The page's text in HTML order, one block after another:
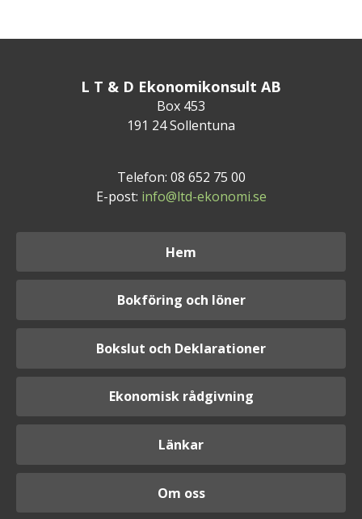
L T & D Ekonomikonsult AB
Box 453
191 24 Sollentuna
Telefon: 08 652 75 00
E-post: info@ltd-ekonomi.se
Hem
Bokföring och löner
Bokslut och Deklarationer
Ekonomisk rådgivning
Länkar
Om oss